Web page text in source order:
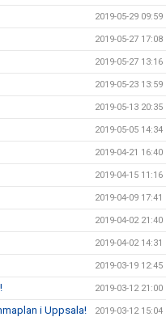
2019-05-29 09:59
2019-05-27 17:08
2019-05-27 13:16
2019-05-23 13:59
2019-05-13 20:35
2019-05-05 14:34
2019-04-21 16:40
2019-04-15 11:16
2019-04-09 17:41
2019-04-02 21:40
2019-04-02 14:31
2019-03-19 12:45
2019-03-12 21:00
i Uppsala! 2019-03-12 15:04